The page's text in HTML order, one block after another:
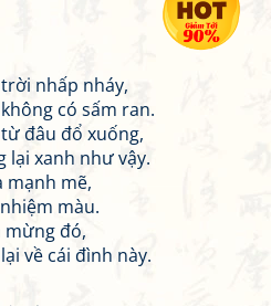
nhấp nháy,
có sấm ran.
đâu đổ xuống,
lại xanh như vậy.
mẽ,
màu.
đó,
về cái đình này.